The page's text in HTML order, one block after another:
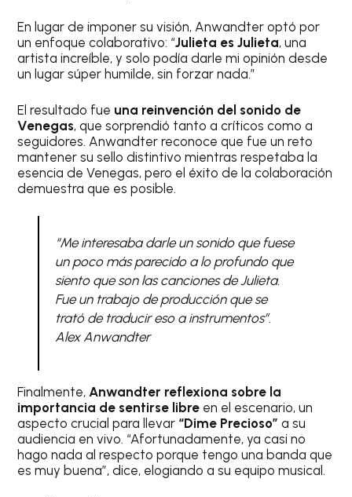
En lugar de imponer su visión, Anwandter optó por
un enfoque colaborativo: “Julieta es Julieta, una
artista increíble, y solo podía darle mi opinión desde
un lugar súper humilde, sin forzar nada.”
El resultado fue una reinvención del sonido de
Venegas, que sorprendió tanto a críticos como a
seguidores. Anwandter reconoce que fue un reto
mantener su sello distintivo mientras respetaba la
esencia de Venegas, pero el éxito de la colaboración
demuestra que es posible.
“Me interesaba darle un sonido que fuese
un poco más parecido a lo profundo que
siento que son las canciones de Julieta.
Fue un trabajo de producción que se
trató de traducir eso a instrumentos”.
Alex Anwandter
Finalmente, Anwandter reflexiona sobre la
importancia de sentirse libre en el escenario, un
aspecto crucial para llevar “Dime Precioso”a su
audiencia en vivo. “Afortunadamente, ya casi no
hago nada al respecto porque tengo una banda que
es muy buena”, dice, elogiando a su equipo musical.